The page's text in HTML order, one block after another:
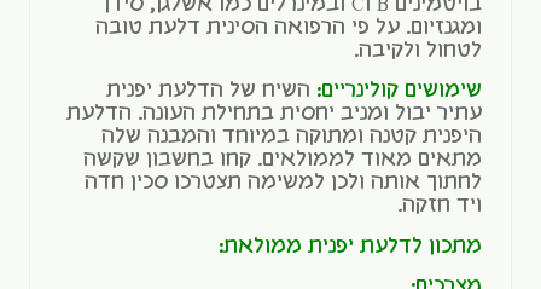
בויטמינים B וC ובמינרלים כמו אשלגן, סידן
ומגנזיום. על פי הרפואה הסינית דלעת טובה
לטחול ולקיבה.
שימושים קולינריים: השיח של הדלעת יפנית
עתיר יבול ומניב יחסית בתחילת העונה. הדלעת
היפנית קטנה ומתוקה במיוחד והמבנה שלה
מתאים מאוד לממולאים. קחו בחשבון שקשה
לחתוך אותה ולכן למשימה תצטרכו סכין חדה
ויד חזקה.
מתכון לדלעת יפנית ממולאת: